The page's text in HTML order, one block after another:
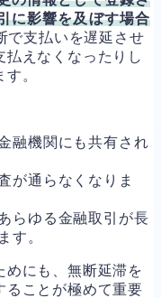
に影響を及ぼす場合
で支払いを遅延させ
払えなくなったりし
。
融機関にも共有され
が通らなくなりま
らゆる金融取引が長
す。
めにも、無断延滞を
ることが極めて重要